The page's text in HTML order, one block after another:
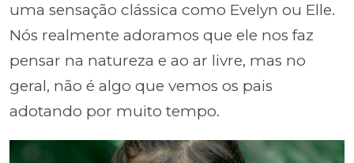
uma sensação clássica como Evelyn ou Elle.
Nós realmente adoramos que ele nos faz
pensar na natureza e ao ar livre, mas no
geral, não é algo que vemos os pais
adotando por muito tempo.